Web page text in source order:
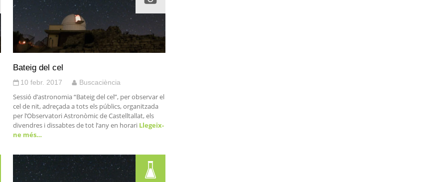
Bateig del cel
10 febr. 2017 Buscaciència
Sessió d’astronomia “Bateig del cel”, per observar el
cel de nit, adreçada a tots els públics, organitzada
per l’Observatori Astronòmic de Castelltallat, els
divendres i dissabtes de tot l’any en horariLlegeix-
ne més…